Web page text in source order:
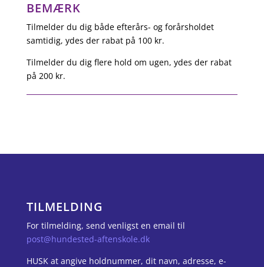
BEMÆRK
Tilmelder du dig både efterårs- og forårsholdet
samtidig, ydes der rabat på 100 kr.
Tilmelder du dig flere hold om ugen, ydes der rabat
på 200 kr.
TILMELDING
For tilmelding, send venligst en email til
post@hundested-aftenskole.dk
HUSK at angive holdnummer, dit navn, adresse, e-